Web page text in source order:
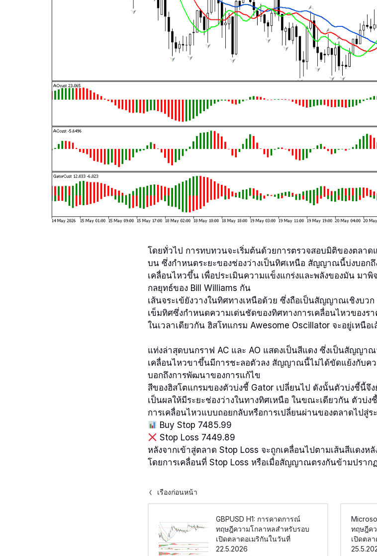
โดยทั่วไป การทบทวนจะเริ่มต้นด้วยการตรวจสอบมิติของตลา
บน ซึ่งกำหนดระยะของช่องว่างเป็นทิศเหนือ สัญญาณนี้บ่งบอก
เคลื่อนไหวขึ้น เพื่อประเมินความแข็งแกร่งและพลังของมัน มา
กลยุทธ์ของ Bill Williams กัน
เส้นจระเข้ยังวางในทิศทางเหนือด้วย ซึ่งถือเป็นสัญญาณเชิงบว
เข็มทิศซึ่งกำหนดความเด่นชัดของทิศทางการเคลื่อนไหวของรา
ในเวลาเดียวกัน ฮิสโทแกรม Awesome Oscillator จะอยู่เหนือ
แท่งล่าสุดบนกราฟ AC และ AO แสดงเป็นสีแดง ซึ่งเป็นสัญญา
เคลื่อนไหวขาขึ้นมีการชะลอตัวลง สัญญาณนี้ไม่ได้ขัดแย้งกับค
บอกถึงการพัฒนาของการแก้ไข
สีของฮิสโตแกรมของตัวบ่งชี้ Gator เปลี่ยนไป ดังนั้นตัวบ่งชี้นี้จึ
เป็นผลให้มีระยะช่องว่างในทางทิศเหนือ ในขณะเดียวกัน ตัวบ่
การเคลื่อนไหวแบบถอยกลับหรือการเปลี่ยนผ่านของตลาดไปสู่ร
Buy Stop 7485.99
Stop Loss 7449.89
หลังจากเข้าสู่ตลาด Stop Loss จะถูกเคลื่อนไปตามเส้นสีแดงห
โดยการเคลื่อนที่ Stop Loss หรือเมื่อสัญญาณตรงกันข้ามปราก
เรื่องก่อนหน้า
GBPUSD H1: การคาดการณ์
ทฤษฎีความโกลาหลสำหรับรอบ
เปิดตลาดอเมริกันในวันที่
22.5.2026
ทฤษฎีค
เปิดตล